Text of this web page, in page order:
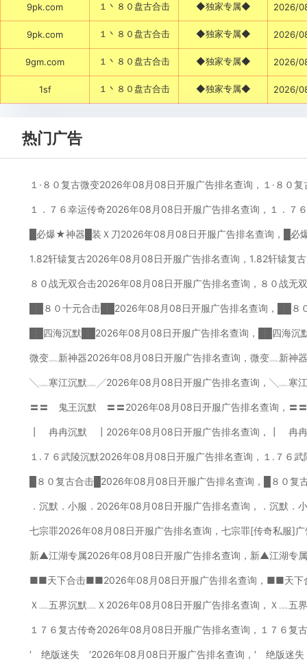
9pk.com １丶８０盘古合击 ◆独家专属◆ 2026/
9pk.com １丶８０盘古合击 ◆独家专属◆ 2026/
9gm.com １丶８０盘古合击 ◆独家专属◆ 2026/
1sf １丶８０盘古合击 ◆独家专属◆ 2026/
热门广告
１·８０复古微变2026年08月08日开服广告排名查询，１·８０
１．７６幸运传奇2026年08月08日开服广告排名查询，１．７
█必爆★神器█装Ｘ刀2026年08月08日开服广告排名查询，█必
1.82轩辕复古2026年08月08日开服广告排名查询，1.82轩辕复
８０战无双合击2026年08月08日开服广告排名查询，８０战无
██８０十元合击██2026年08月08日开服广告排名查询，██８
██四海沉默██2026年08月08日开服广告排名查询，██四海沉
微变﹏新神器2026年08月08日开服广告排名查询，微变﹏新神
╲﹏寒江沉默﹏╱2026年08月08日开服广告排名查询，╲﹏寒
〓〓 鬼王沉默 〓〓2026年08月08日开服广告排名查询，〓
┃ 冉冉沉默 ┃2026年08月08日开服广告排名查询，┃ 冉
１.７６武陵沉默2026年08月08日开服广告排名查询，１.７６
█８０复古合击█2026年08月08日开服广告排名查询，█８０复
．沉默．小服．2026年08月08日开服广告排名查询，．沉默．
七宗罪2026年08月08日开服广告排名查询，七宗罪[传奇私服]广
新▲江湖专属2026年08月08日开服广告排名查询，新▲江湖专
■■天下合击■■2026年08月08日开服广告排名查询，■■天下
Ｘ﹏五界沉默﹏Ｘ2026年08月08日开服广告排名查询，Ｘ﹏五
１７６复古传奇2026年08月08日开服广告排名查询，１７６复
′ 绝版迷失 ′2026年08月08日开服广告排名查询，′ 绝版迷